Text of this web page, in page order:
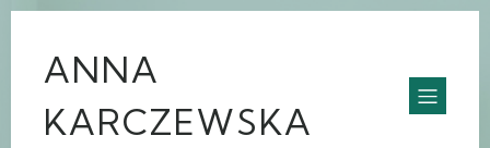
ANNA
KARCZEWSKA